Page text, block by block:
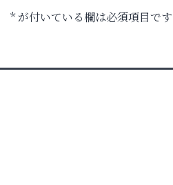
*が付いている欄は必須項目です